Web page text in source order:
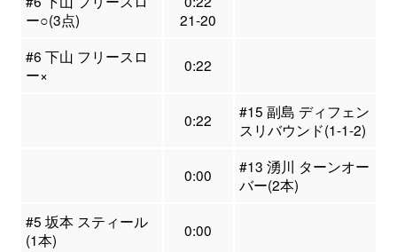
ー○(3点)
21-20
#6 下山 フリースロ
ー×
0:22
0:22
#15 副島 ディフェン
スリバウンド(1-1-2)
0:00
#13 湧川 ターンオー
バー(2本)
#5 坂本 スティール
(1本)
0:00